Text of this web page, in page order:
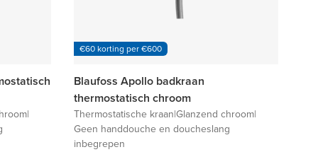
|
€60 korting per €600
Blaufoss Apollo badkraan
thermostatisch chroom
Thermostatische kraan|Glanzend chroom|
Geen handdouche en doucheslang
inbegrepen